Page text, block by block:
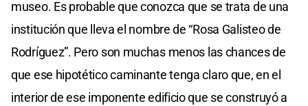
museo. Es probable que conozca que se trata de una
institución que lleva el nombre de “Rosa Galisteo de
Rodríguez”. Pero son muchas menos las chances de
que ese hipotético caminante tenga claro que, en el
interior de ese imponente edificio que se construyó a